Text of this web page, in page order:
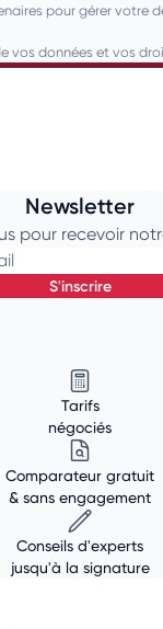
pour gérer votre
vos données et vos
Newsletter
pour recevoir
s'inscrire
Tarifs
négociés
Comparateur gratuit
& sans engagement
Conseils d'experts
jusqu'à la signature